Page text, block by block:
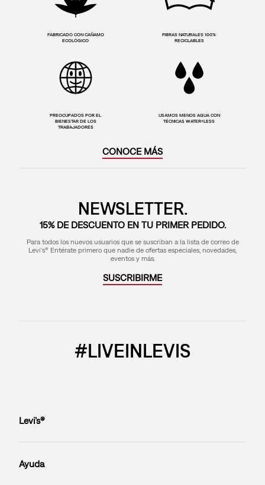
FABRICADO CON CAÑAMO
ECOLÓGICO
FIBRAS NATURALES 100%
RECICLABLES
PREOCUPADOS POR EL
BIENESTAR DE LOS
TRABAJADORES
USAMOS MENOS AGUA CON
TÉCNICAS WATER<LESS
CONOCE MÁS
NEWSLETTER.
15% DE DESCUENTO EN TU PRIMER PEDIDO.
Para todos los nuevos usuarios que se suscriban a la lista de correo de
Levi's® Entérate primero que nadie de ofertas especiales, novedades,
eventos y más.
SUSCRIBIRME
#LIVEINLEVIS
Levi’s®
Ayuda